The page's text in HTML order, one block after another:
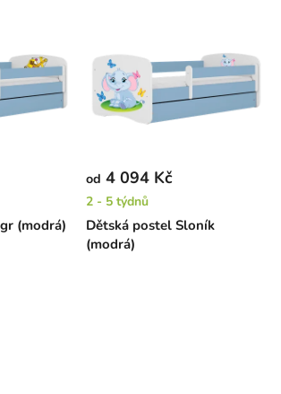
(modrá)
Dětská postel Sloník
(modrá)
od 4 094 Kč
2 - 5 týdnů